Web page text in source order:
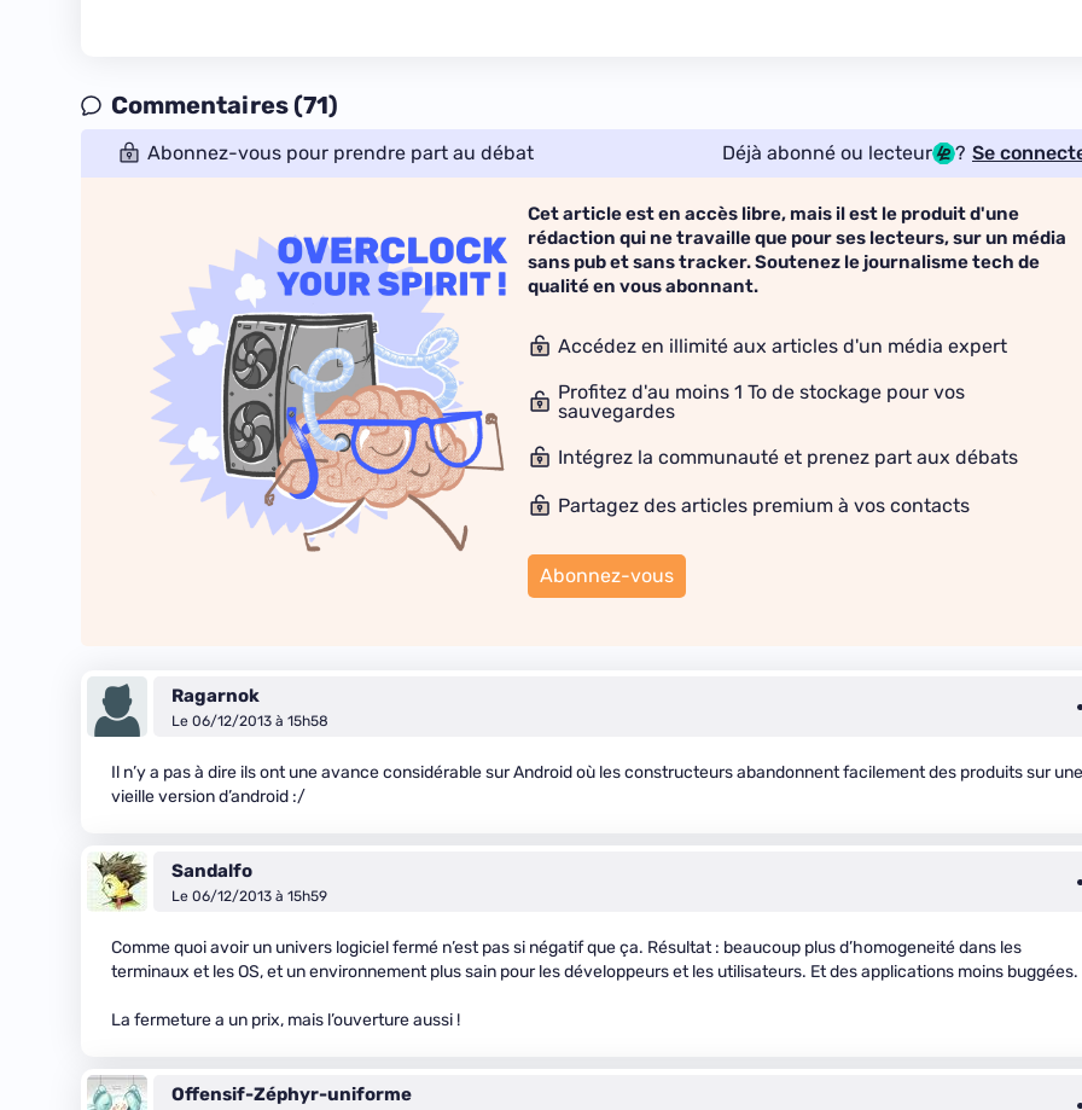
Commentaires (71)
Abonnez-vous pour prendre part au débat Déjà abonné ou lecteur ? Se
Cet article est en accès libre, mais il est le produit d'une
rédaction qui ne travaille que pour ses lecteurs, sur un média
sans pub et sans tracker. Soutenez le journalisme tech de
qualité en vous abonnant.
Accédez en illimité aux articles d'un média expert
Profitez d'au moins 1 To de stockage pour vos
sauvegardes
Intégrez la communauté et prenez part aux débats
Partagez des articles premium à vos contacts
Abonnez-vous
Ragarnok
Le 06/12/2013 à 15h58
Il n’y a pas à dire ils ont une avance considérable sur Android où les constructeurs abandonnent facilement des produits sur une
vieille version d’android :/
Sandalfo
Le 06/12/2013 à 15h59
Comme quoi avoir un univers logiciel fermé n’est pas si négatif que ça. Résultat : beaucoup plus d’homogeneité dans les
terminaux et les OS, et un environnement plus sain pour les développeurs et les utilisateurs. Et des applications moins buggées.
La fermeture a un prix, mais l’ouverture aussi !
Offensif-Zéphyr-uniforme